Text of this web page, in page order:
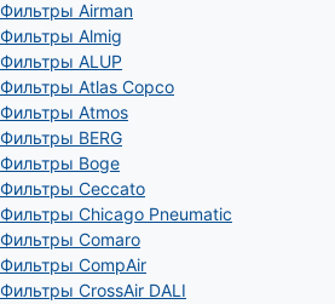
Фильтры Airman
Фильтры Almig
Фильтры ALUP
Фильтры Atlas Copco
Фильтры Atmos
Фильтры BERG
Фильтры Boge
Фильтры Ceccato
Фильтры Chicago Pneumatic
Фильтры Comaro
Фильтры CompAir
Фильтры CrossAir DALI